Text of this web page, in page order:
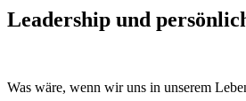
Leadership und
Was wäre, wenn wir uns in unserem